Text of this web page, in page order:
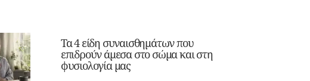
Τα 4 είδη συναισθημάτων που
επιδρούν άμεσα στο σώμα και στη
φυσιολογία μας